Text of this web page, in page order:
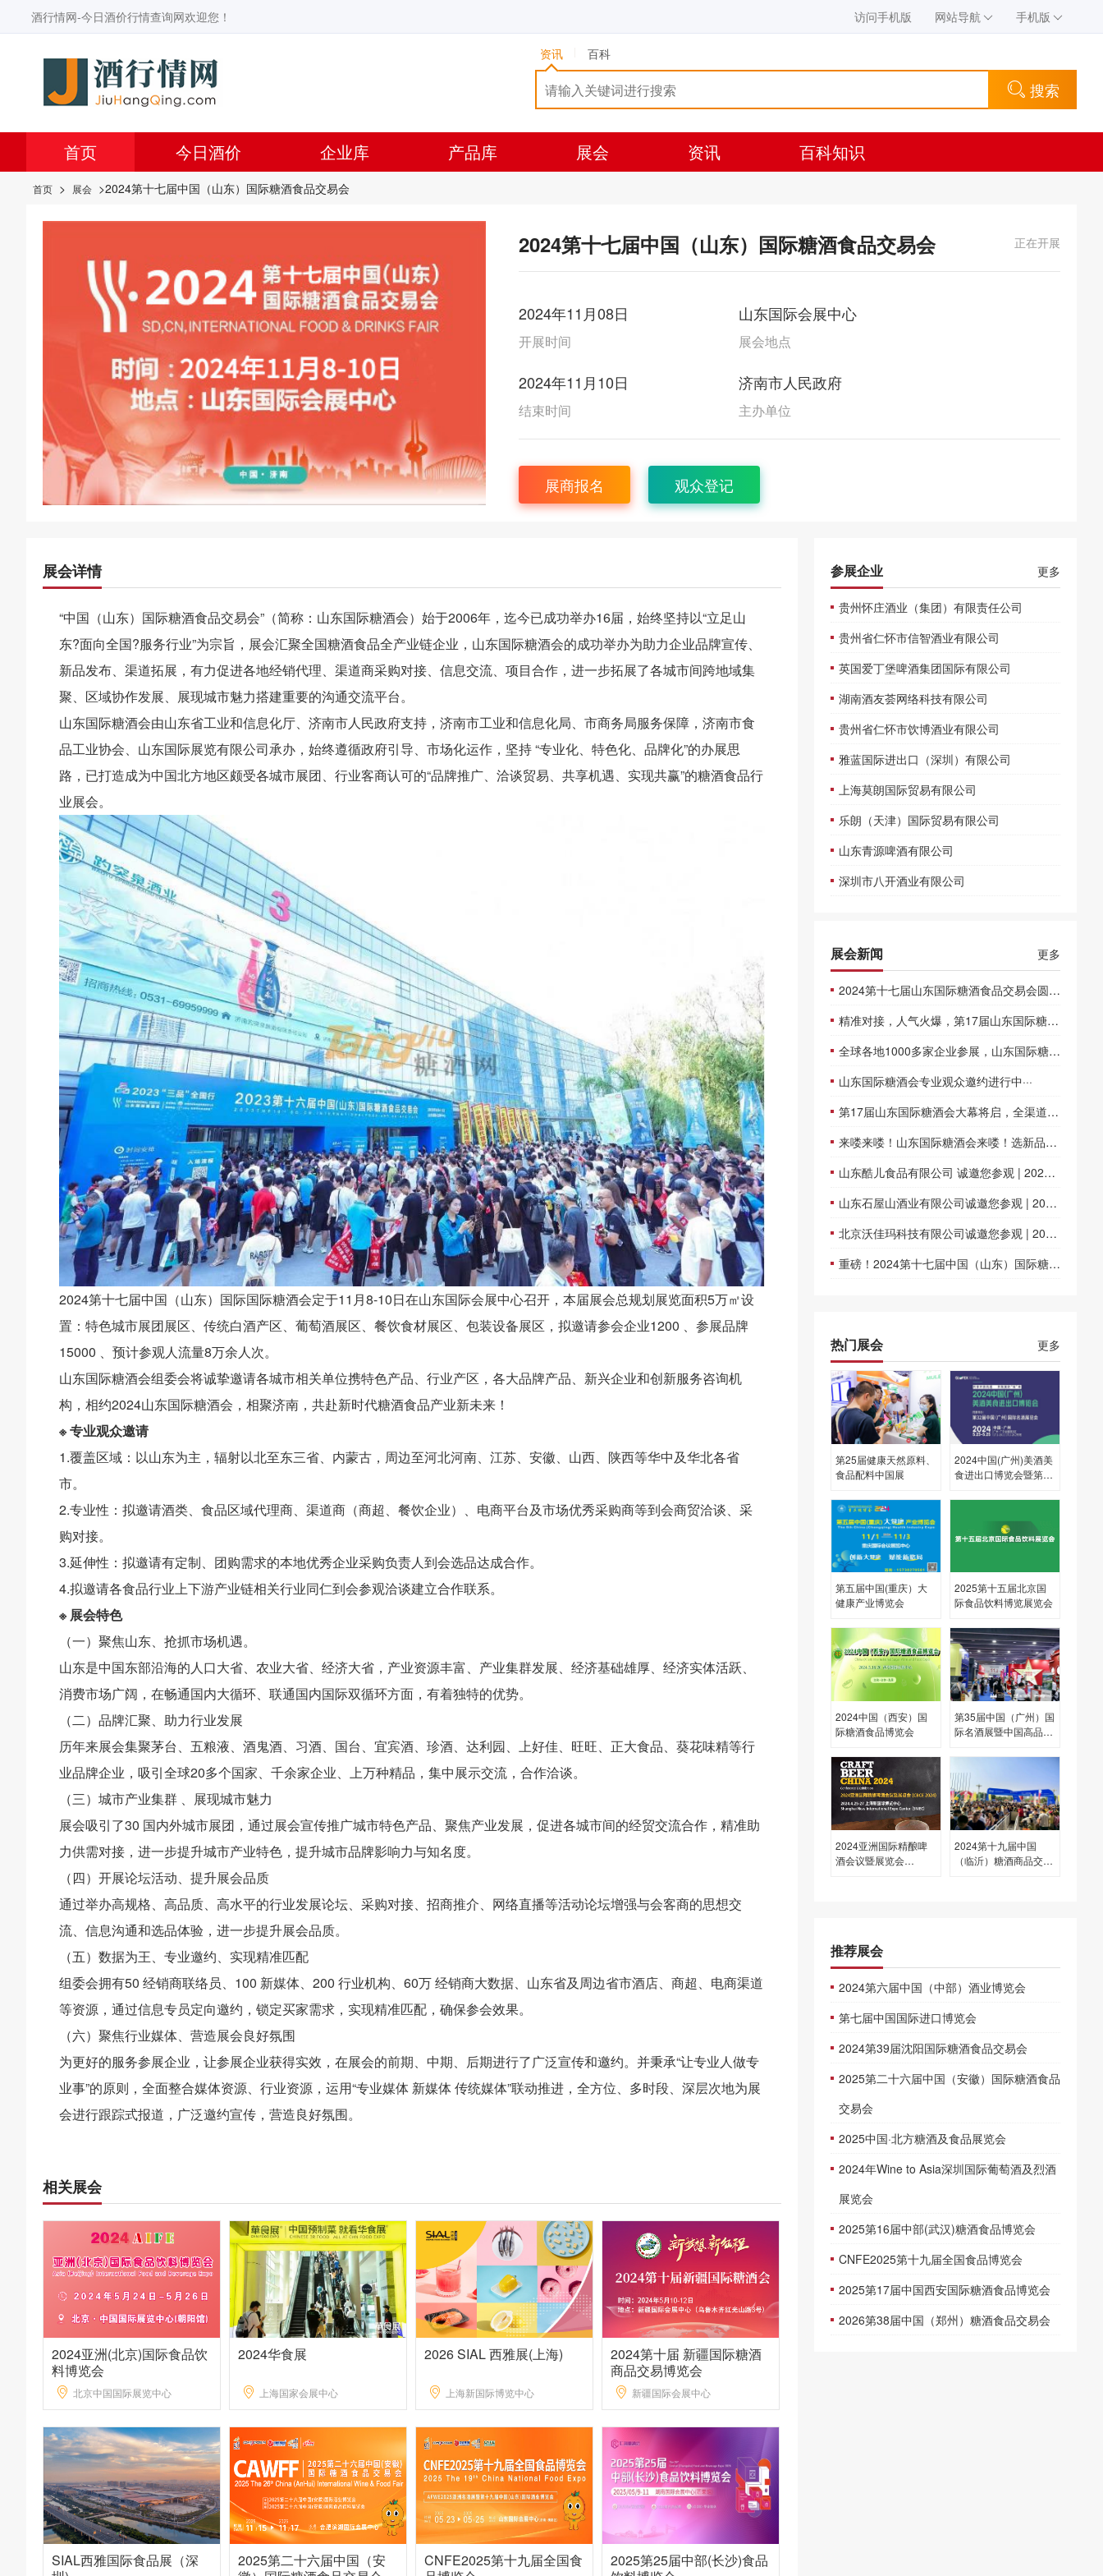
酒行情网-今日酒价行情查询网欢迎您！ 访问手机版 网站导航 手机版
资讯 百科
搜索
首页 今日酒价 企业库 产品库 展会 资讯 百科知识
首页 > 展会 >2024第十七届中国（山东）国际糖酒食品交易会
2024第十七届中国（山东）国际糖酒食品交易会 正在开展
2024年11月08日
开展时间
山东国际会展中心
展会地点
2024年11月10日
结束时间
济南市人民政府
主办单位
展商报名 观众登记
展会详情
“中国（山东）国际糖酒食品交易会”（简称：山东国际糖酒会）始于2006年，迄今已成功举办16届，始终坚持以“立足山
东?面向全国?服务行业”为宗旨，展会汇聚全国糖酒食品全产业链企业，山东国际糖酒会的成功举办为助力企业品牌宣传、
新品发布、渠道拓展，有力促进各地经销代理、渠道商采购对接、信息交流、项目合作，进一步拓展了各城市间跨地域集
聚、区域协作发展、展现城市魅力搭建重要的沟通交流平台。
山东国际糖酒会由山东省工业和信息化厅、济南市人民政府支持，济南市工业和信息化局、市商务局服务保障，济南市食
品工业协会、山东国际展览有限公司承办，始终遵循政府引导、市场化运作，坚持 “专业化、特色化、品牌化”的办展思
路，已打造成为中国北方地区颇受各城市展团、行业客商认可的“品牌推广、洽谈贸易、共享机遇、实现共赢”的糖酒食品行
业展会。
2024第十七届中国（山东）国际国际糖酒会定于11月8-10日在山东国际会展中心召开，本届展会总规划展览面积5万㎡设
置：特色城市展团展区、传统白酒产区、葡萄酒展区、餐饮食材展区、包装设备展区，拟邀请参会企业1200 、参展品牌
15000 、预计参观人流量8万余人次。
山东国际糖酒会组委会将诚挚邀请各城市相关单位携特色产品、行业产区，各大品牌产品、新兴企业和创新服务咨询机
构，相约2024山东国际糖酒会，相聚济南，共赴新时代糖酒食品产业新未来！
※ 专业观众邀请
1.覆盖区域：以山东为主，辐射以北至东三省、内蒙古，周边至河北河南、江苏、安徽、山西、陕西等华中及华北各省
市。
2.专业性：拟邀请酒类、食品区域代理商、渠道商（商超、餐饮企业）、电商平台及市场优秀采购商等到会商贸洽谈、采
购对接。
3.延伸性：拟邀请有定制、团购需求的本地优秀企业采购负责人到会选品达成合作。
4.拟邀请各食品行业上下游产业链相关行业同仁到会参观洽谈建立合作联系。
※ 展会特色
（一）聚焦山东、抢抓市场机遇。
山东是中国东部沿海的人口大省、农业大省、经济大省，产业资源丰富、产业集群发展、经济基础雄厚、经济实体活跃、
消费市场广阔，在畅通国内大循环、联通国内国际双循环方面，有着独特的优势。
（二）品牌汇聚、助力行业发展
历年来展会集聚茅台、五粮液、酒鬼酒、习酒、国台、宜宾酒、珍酒、达利园、上好佳、旺旺、正大食品、葵花味精等行
业品牌企业，吸引全球20多个国家、千余家企业、上万种精品，集中展示交流，合作洽谈。
（三）城市产业集群 、展现城市魅力
展会吸引了30 国内外城市展团，通过展会宣传推广城市特色产品、聚焦产业发展，促进各城市间的经贸交流合作，精准助
力供需对接，进一步提升城市产业特色，提升城市品牌影响力与知名度。
（四）开展论坛活动、提升展会品质
通过举办高规格、高品质、高水平的行业发展论坛、采购对接、招商推介、网络直播等活动论坛增强与会客商的思想交
流、信息沟通和选品体验，进一步提升展会品质。
（五）数据为王、专业邀约、实现精准匹配
组委会拥有50 经销商联络员、100 新媒体、200 行业机构、60万 经销商大数据、山东省及周边省市酒店、商超、电商渠道
等资源，通过信息专员定向邀约，锁定买家需求，实现精准匹配，确保参会效果。
（六）聚焦行业媒体、营造展会良好氛围
为更好的服务参展企业，让参展企业获得实效，在展会的前期、中期、后期进行了广泛宣传和邀约。并秉承“让专业人做专
业事”的原则，全面整合媒体资源、行业资源，运用“专业媒体 新媒体 传统媒体”联动推进，全方位、多时段、深层次地为展
会进行跟踪式报道，广泛邀约宣传，营造良好氛围。
相关展会
2024亚洲(北京)国际食品饮
料博览会
北京中国国际展览中心
2024华食展
上海国家会展中心
2026 SIAL 西雅展(上海)
上海新国际博览中心
2024第十届 新疆国际糖酒
商品交易博览会
新疆国际会展中心
SIAL西雅国际食品展（深
2025第二十六届中国（安
CNFE2025第十九届全国食
2025第25届中部(长沙)食品
参展企业 更多
贵州怀庄酒业（集团）有限责任公司
贵州省仁怀市信智酒业有限公司
英国爱丁堡啤酒集团国际有限公司
湖南酒友荟网络科技有限公司
贵州省仁怀市饮博酒业有限公司
雅蓝国际进出口（深圳）有限公司
上海莫朗国际贸易有限公司
乐朗（天津）国际贸易有限公司
山东青源啤酒有限公司
深圳市八开酒业有限公司
展会新闻 更多
2024第十七届山东国际糖酒食品交易会圆满闭幕
精准对接，人气火爆，第17届山东国际糖酒会圆满收官
全球各地1000多家企业参展，山东国际糖酒会盛大开幕
山东国际糖酒会专业观众邀约进行中···
第17届山东国际糖酒会大幕将启，全渠道赋能，共筑行业新未来
来喽来喽！山东国际糖酒会来喽！选新品抢先机 “码”上报名！
山东酷儿食品有限公司 诚邀您参观 | 2024第十七届济南-山东国际糖酒会
山东石屋山酒业有限公司诚邀您参观 | 2024第十七届济南-山东国际糖酒会
北京沃佳玛科技有限公司诚邀您参观 | 2024第十七届济南-山东国际糖酒会
重磅！2024第十七届中国（山东）国际糖酒食品交易会11月重启
热门展会 更多
第25届健康天然原料、
食品配料中国展
2024中国(广州)美酒美
食进出口博览会暨第32
展览会
第五届中国(重庆）大
健康产业博览会
2025第十五届北京国
际食品饮料博览展览会
2024中国（西安）国
际糖酒食品博览会
第35届中国（广州）国
际名酒展暨中国高品质
2024亚洲国际精酿啤
酒会议暨展览会
2024第十九届中国
（临沂）糖酒商品交易
推荐展会
2024第六届中国（中部）酒业博览会
第七届中国国际进口博览会
2024第39届沈阳国际糖酒食品交易会
2025第二十六届中国（安徽）国际糖酒食品
交易会
2025中国·北方糖酒及食品展览会
2024年Wine to Asia深圳国际葡萄酒及烈酒
展览会
2025第16届中部(武汉)糖酒食品博览会
CNFE2025第十九届全国食品博览会
2025第17届中国西安国际糖酒食品博览会
2026第38届中国（郑州）糖酒食品交易会